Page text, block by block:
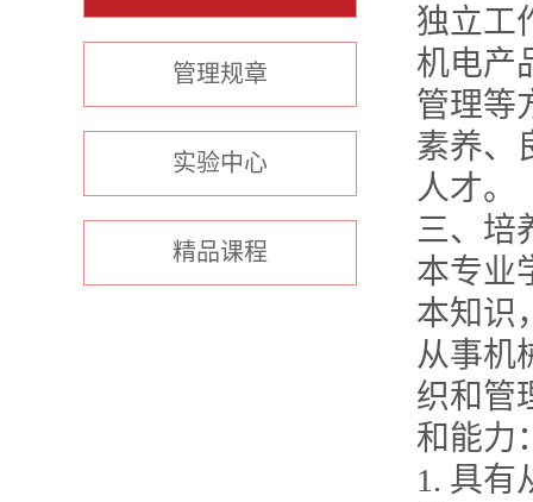
管理规章
实验中心
精品课程
独立工
机电产
管理等
素养、
人才。
三、培
本专业
本知识
从事机
织和管
和能力
1. 具有